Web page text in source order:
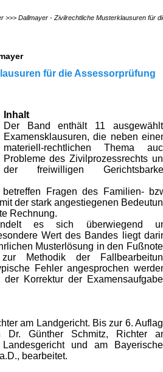
>>> Dallmayer - Zivilrechtliche Musterklausuren für
für die Assessorprüfung
Inhalt
Der Band enthält 11
Examensklausuren, die neben
materiell-rechtlichen Thema
Probleme des Zivilprozessrechts
der freiwilligen
Fragen des Familien-
der stark angestiegenen
Rechnung.
es sich überwiegend
Wert des Bandes liegt
Musterlösung in den
Methodik der
Fehler angesprochen
Korrektur der
am Landgericht. Bis zur 6.
Günther Schmitz, Richter
und am
bearbeitet.